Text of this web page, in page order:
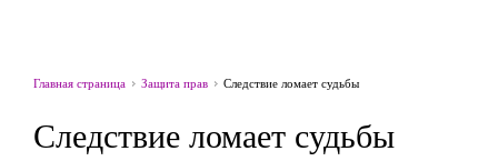
Главная страница Защита прав Следствие ломает судьбы
Следствие ломает судьбы